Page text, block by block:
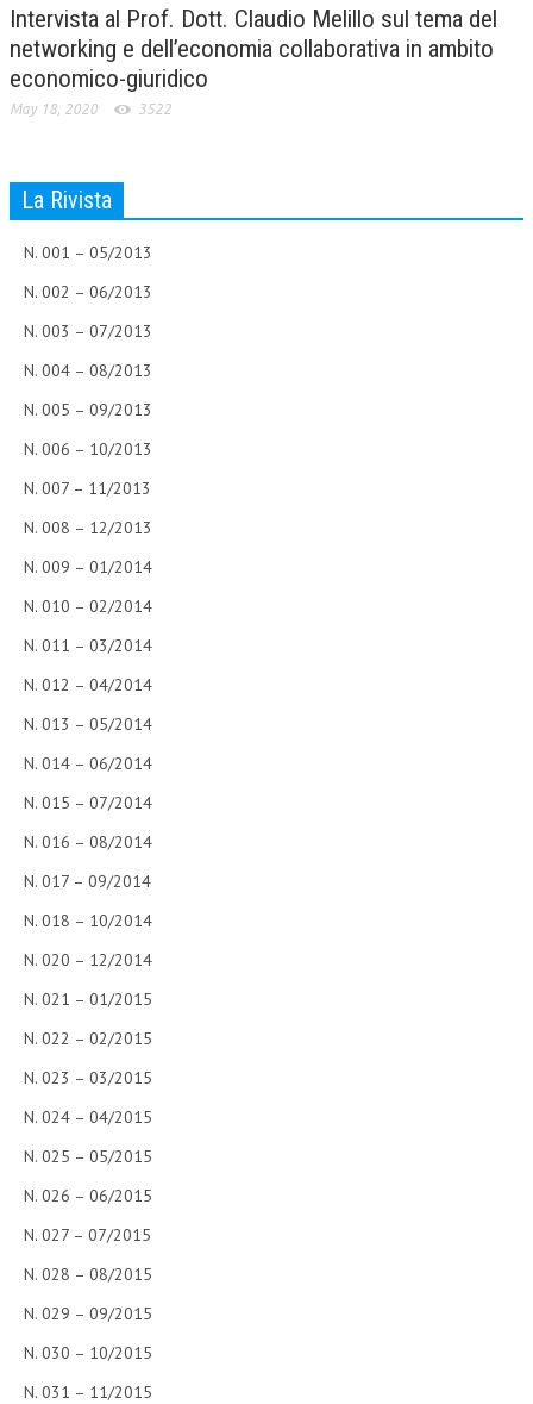
Intervista al Prof. Dott. Claudio Melillo sul tema del
networking e dell’economia collaborativa in ambito
economico-giuridico
May 18, 2020 3522
La Rivista
N. 001 – 05/2013
N. 002 – 06/2013
N. 003 – 07/2013
N. 004 – 08/2013
N. 005 – 09/2013
N. 006 – 10/2013
N. 007 – 11/2013
N. 008 – 12/2013
N. 009 – 01/2014
N. 010 – 02/2014
N. 011 – 03/2014
N. 012 – 04/2014
N. 013 – 05/2014
N. 014 – 06/2014
N. 015 – 07/2014
N. 016 – 08/2014
N. 017 – 09/2014
N. 018 – 10/2014
N. 020 – 12/2014
N. 021 – 01/2015
N. 022 – 02/2015
N. 023 – 03/2015
N. 024 – 04/2015
N. 025 – 05/2015
N. 026 – 06/2015
N. 027 – 07/2015
N. 028 – 08/2015
N. 029 – 09/2015
N. 030 – 10/2015
N. 031 – 11/2015